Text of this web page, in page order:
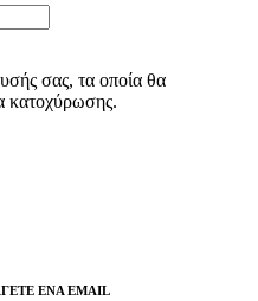
σας, τα οποία θα
κατοχύρωσης.
ΕΝΑ EMAIL